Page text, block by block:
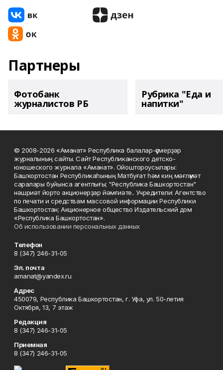
Партнеры
Фотобанк
журналистов РБ
Рубрика "Еда и
напитки"
© 2008-2026 «Аманат» Республика балалар-үҫмерҙәр
журналының сайты. Сайт Республиканского детско-
юношеского журнала «Аманат». Ойоштороусылары:
Башҡортостан Республикаһының Матбуғат һәм киң мәғлүмәт
саралары буйынса агентлығы; "Республика Башкортостан"
нәшриәт йорто акционерҙар йәмғиәте.. Учредители: Агентство
по печати и средствам массовой информации Республики
Башкортостан; Акционерное общество Издательский дом
«Республика Башкортостан».
Об использовании персональных данных
Телефон
8 (347) 246-31-05
Эл. почта
amanat@yandex.ru
Адрес
450079, Республика Башкортостан, г. Уфа, ул. 50-летия
Октября, 13, 7 этаж
Редакция
8 (347) 246-31-05
Приемная
8 (347) 246-31-05